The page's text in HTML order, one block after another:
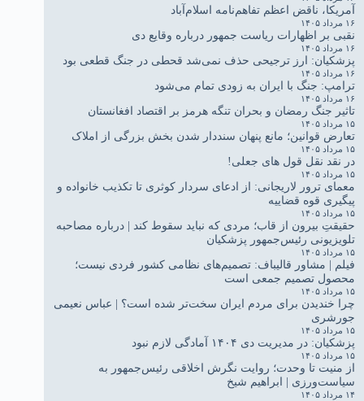
آمریکا، ناقض اعظم تفاهم‌نامه اسلام‌آباد
۱۶ مرداد ۱۴۰۵
نقبی بر اظهارات ریاست جمهور درباره وقایع دی
۱۶ مرداد ۱۴۰۵
پزشکیان: ارز ترجیحی حذف نمی‌شد قحطی در جنگ قطعی بود
۱۶ مرداد ۱۴۰۵
ترامپ: جنگ با ایران به زودی تمام می‌شود
۱۶ مرداد ۱۴۰۵
تاثیر جنگ رمضان و بحران تنگه هرمز بر اقتصاد افغانستان
۱۵ مرداد ۱۴۰۵
تعارض قوانین؛ مانع پنهان سنددار شدن بخش بزرگی از املاک
۱۵ مرداد ۱۴۰۵
در نقد نقل قول های جعلی!
۱۵ مرداد ۱۴۰۵
معمای ترور لاریجانی: از ادعای سردار کوثری تا تکذیب خانواده و
پیگیری قوه قضاییه
۱۵ مرداد ۱۴۰۵
حقیقتِ بیرون از قاب؛ مردی که نباید سقوط کند | درباره مصاحبه
تلویزیونی رئیس‌جمهور پزشکیان
۱۵ مرداد ۱۴۰۵
فیلم | مشاور قالیباف: تصمیم‌های نظامی کشور فردی نیست؛
محصول تصمیم جمعی است
۱۵ مرداد ۱۴۰۵
چرا خندیدن برای مردم ایران سخت‌تر شده است؟ | عباس نعیمی
جورشری
۱۵ مرداد ۱۴۰۵
پزشکیان: در مدیریت دی ۱۴۰۴ آمادگی لازم نبود
۱۵ مرداد ۱۴۰۵
از منیت تا وحدت؛ روایت نگرش اخلاقی رئیس‌جمهور به
سیاست‌ورزی | ابراهیم شیخ
۱۴ مرداد ۱۴۰۵